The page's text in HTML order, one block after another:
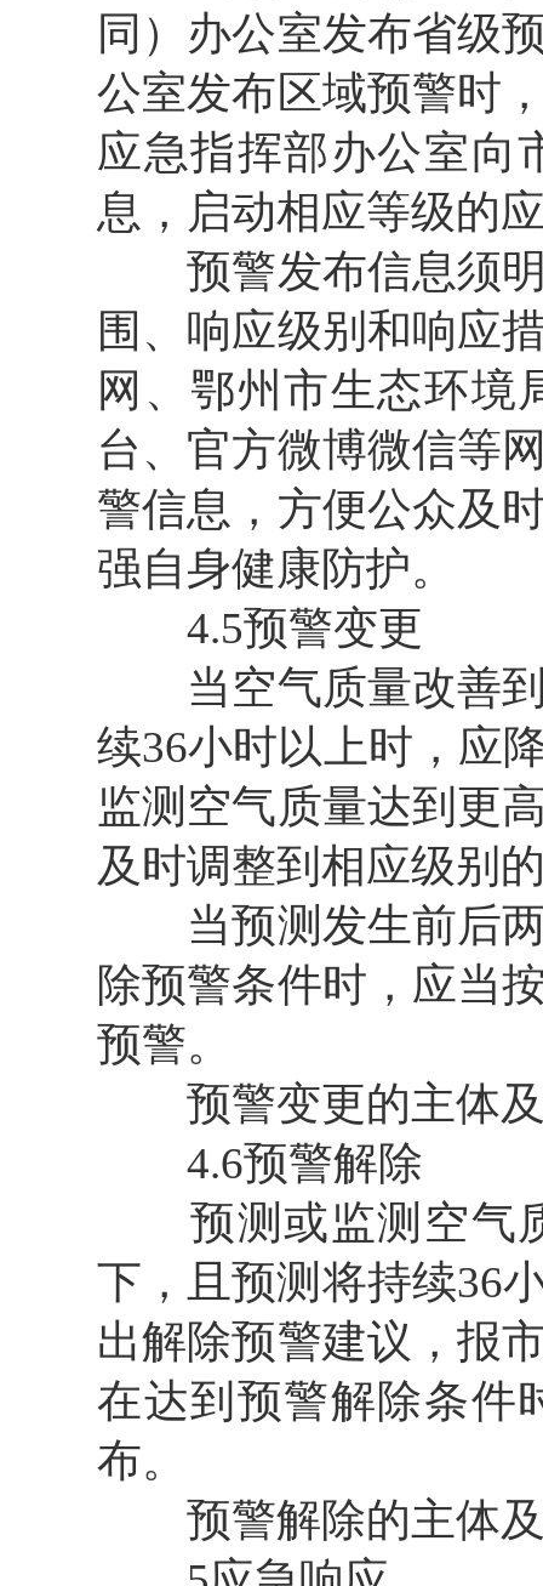
同）办公室发布省级
公室发布区域预警时
应急指挥部办公室向
息，启动相应等级的
预警发布信息须明
围、响应级别和响应
网、鄂州市生态环境
台、官方微博微信等
警信息，方便公众及
强自身健康防护。
4.5预警变更
当空气质量改善到
续36小时以上时，应
监测空气质量达到更
及时调整到相应级别
当预测发生前后两
除预警条件时，应当
预警。
预警变更的主体及
4.6预警解除
预测或监测空气质
下，且预测将持续36
出解除预警建议，报
在达到预警解除条件
布。
预警解除的主体及